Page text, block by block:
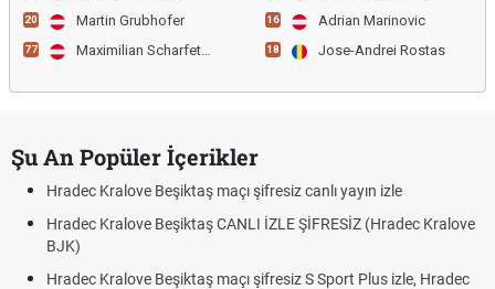
20 Martin Grubhofer
77 Maximilian Scharfetter
16 Adrian Marinovic
18 Jose-Andrei Rostas
Şu An Popüler İçerikler
Hradec Kralove Beşiktaş maçı şifresiz canlı yayın izle
Hradec Kralove Beşiktaş CANLI İZLE ŞİFRESİZ (Hradec Kralove
BJK)
Hradec Kralove Beşiktaş maçı şifresiz S Sport Plus izle, Hradec